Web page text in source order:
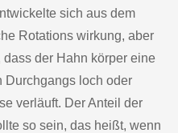
sich aus dem
Rotations wirkung, aber
der Hahn körper eine
Durchgangs loch oder
verläuft. Der Anteil der
so sein, das heißt, wenn